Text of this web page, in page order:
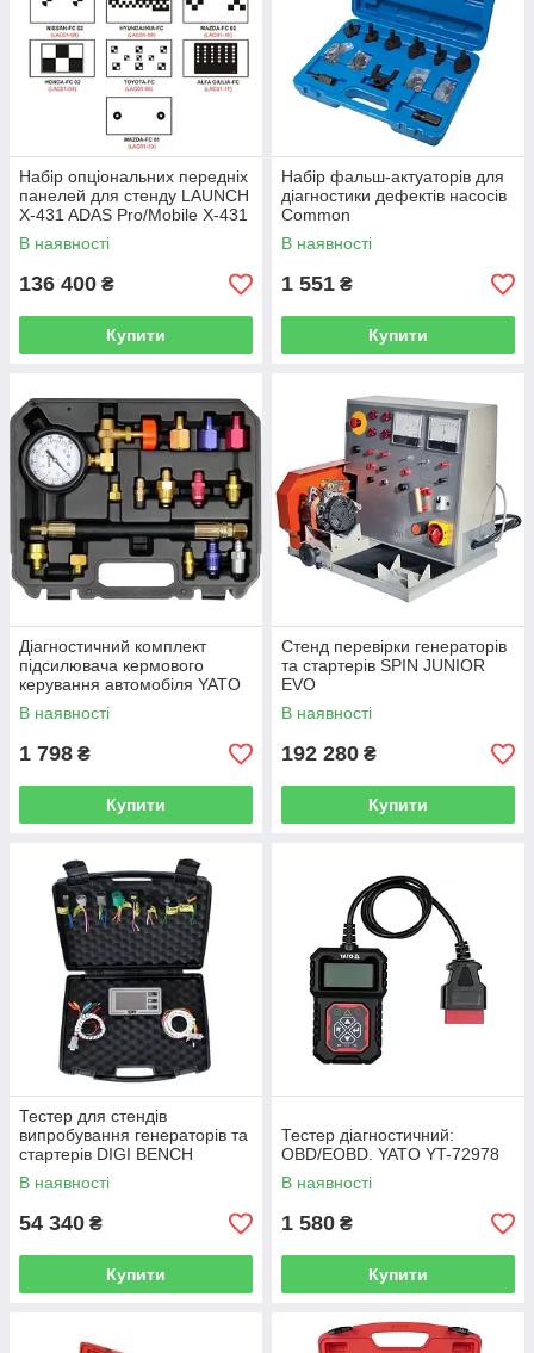
Набір опціональних передніх
панелей для стенду LAUNCH
X-431 ADAS Pro/Mobile X-431
ADAS Kit
В наявності
136 400 ₴
Купити
Набір фальш-актуаторів для
діагностики дефектів насосів
Common
Rail(DELPHI:DFP1,DFP3;)
ROCK FORCE RF-902G14
В наявності
1 551 ₴
Купити
Діагностичний комплект
підсилювача кермового
керування автомобіля YATO
YT-73045
В наявності
1 798 ₴
Купити
Стенд перевірки генераторів
та стартерів SPIN JUNIOR
EVO
В наявності
192 280 ₴
Купити
Тестер для стендів
випробування генераторів та
стартерів DIGI BENCH
(Італія) SPIN TESLATESTER
В наявності
54 340 ₴
Купити
Тестер діагностичний:
OBD/EOBD. YATO YT-72978
В наявності
1 580 ₴
Купити